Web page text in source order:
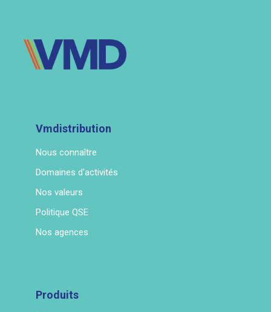
Vmdistribution
Nous connaître
Domaines d'activités
Nos valeurs
Politique QSE
Nos agences
Produits